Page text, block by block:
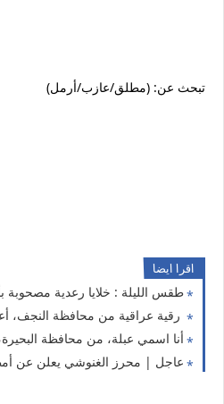
تبحث عن: (مطلق/عازب/أرمل)
اقرا ايضا
طقس الليلة : خلايا رعدية مصحوبة
رقية عراقية من محافظة النجف، أعمل كمستشارة في
أنا اسمي عبلة، من محافظة البحيرة، عندي 52 سنة، وبشتغل في
عاجل | محرز الغنوشي يعلن عن أمطار رعدية